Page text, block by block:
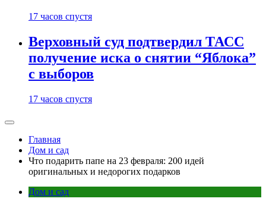
17 часов спустя
Верховный суд подтвердил ТАСС
получение иска о снятии “Яблока”
с выборов
17 часов спустя
Главная
Дом и сад
Что подарить папе на 23 февраля: 200 идей
оригинальных и недорогих подарков
Дом и сад